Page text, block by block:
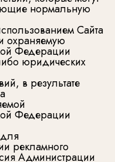
нормальную
Сайта
охраняемую
Федерации
юридических
в результате
Федерации
рекламного
Администрации